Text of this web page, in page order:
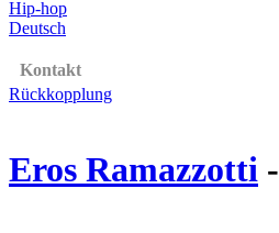
Hip-hop
Deutsch
Kontakt
Rückkopplung
Eros Ramazzotti